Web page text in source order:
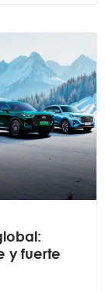
y fuerte